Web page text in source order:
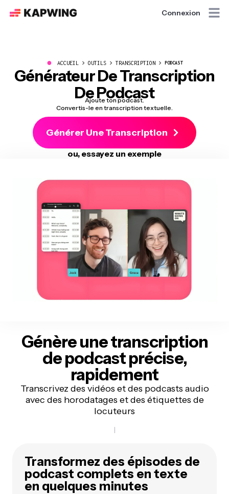
Connexion
● ACCUEIL OUTILS TRANSCRIPTION PODCAST
Générateur De Transcription
De Podcast
Ajoute ton podcast.
Convertis-le en transcription textuelle.
Générer Une Transcription
ou, essayez un exemple
Génère une transcription
de podcast précise,
rapidement
Transcrivez des vidéos et des podcasts audio
avec des horodatages et des étiquettes de
locuteurs
Transformez des épisodes de
podcast complets en texte
en quelques minutes